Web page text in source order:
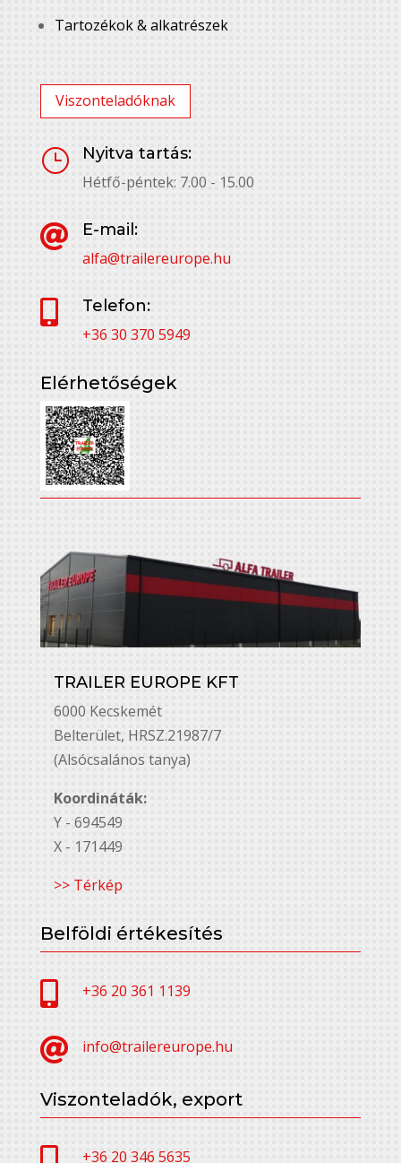
Tartozékok & alkatrészek
Viszonteladóknak
}
Nyitva tartás:
Hétfő-péntek: 7.00 - 15.00

E-mail:
alfa@trailereurope.hu

Telefon:
+36 30 370 5949
Elérhetőségek
TRAILER EUROPE KFT
6000 Kecskemét
Belterület, HRSZ.21987/7
(Alsócsalános tanya)
Koordináták:
Y - 694549
X - 171449
>> Térkép
Belföldi értékesítés
 +36 20 361 1139
 info@trailereurope.hu
Viszonteladók, export
+36 20 346 5635